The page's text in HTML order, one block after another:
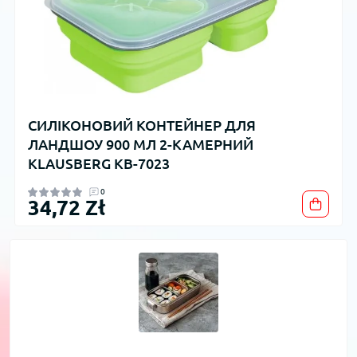
СИЛІКОНОВИЙ КОНТЕЙНЕР ДЛЯ
ЛАНДШОУ 900 МЛ 2-КАМЕРНИЙ
KLAUSBERG KB-7023
0
34,72 Zł